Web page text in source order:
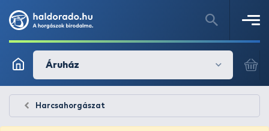
Áruház
Harcsahorgászat